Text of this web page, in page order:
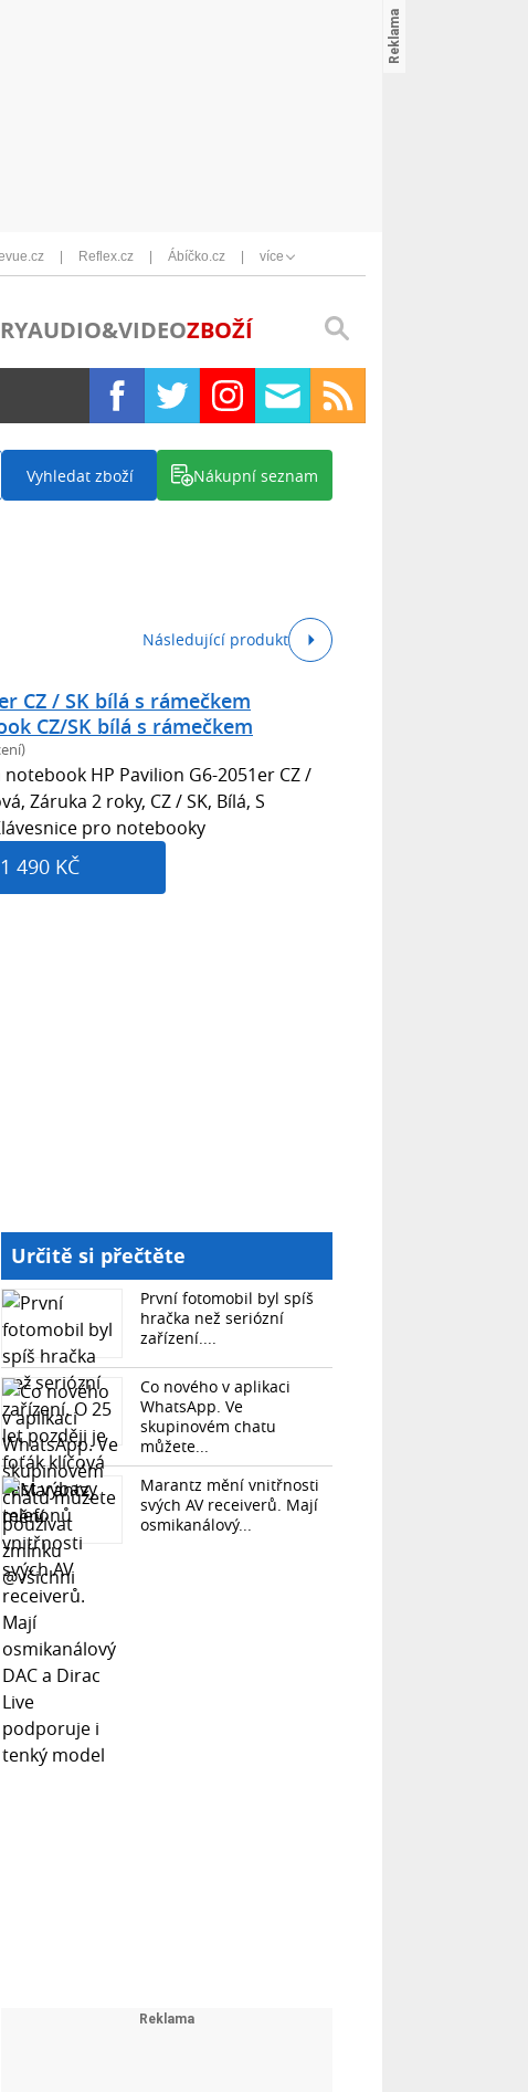
Reflex.cz Ábíčko.cz více
AUDIO&VIDEOZBOŽÍ
Vyhledat zboží Nákupní seznam
Následující produkt
CZ / SK bílá s rámečkem
CZ/SK bílá s rámečkem
HP Pavilion G6-2051er CZ /
Záruka 2 roky, CZ / SK, Bílá, S
pro notebooky
490 KČ
Určitě si přečtěte
První fotomobil byl spíš
hračka než seriózní
zařízení....
Co nového v aplikaci
WhatsApp. Ve
skupinovém chatu
můžete...
Marantz mění vnitřnosti
svých AV receiverů. Mají
osmikanálový...